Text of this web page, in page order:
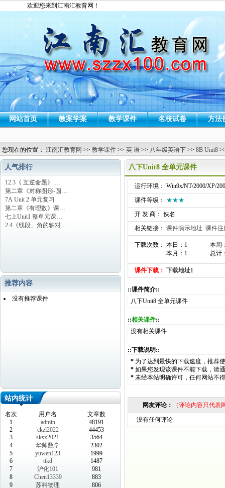
欢迎您来到江南汇教育网！
网站首页 教案学案 教学课件 名校试卷 方法
您现在的位置： 江南汇教育网 >> 教学课件 >> 英 语 >> 八年级英语下 >> 8B Unit8
人气排行
12.3《 互逆命题》 …
第二章《对称图形-圆…
7A Unit 2 单元复习
第二章《有理数》课…
七上Unit1 整单元课…
2.4《线段、角的轴对…
推荐内容
没有推荐课件
站内统计
名次 用户名
文章数
1
admin
48191
2
ckzl2022
44453
3
sksx2021
3564
4
华师数学
2302
5
yuwen123
1999
6
ttkd
1487
7
沪化101
981
8
Chen13339
883
9
苏科物理
806
八下Unit8 全单元课件
运行环境： Win9x/NT/2000/XP/
课件等级： ★★★
开 发 商： 佚名
相关链接： 课件演示地址 课件注
下载次数： 本日：1
本月：1
本周
总计
课件下载： 下载地址1
::课件简介::
八下Unit8 全单元课件
::相关课件::
没有相关课件
::下载说明::
* 为了达到最快的下载速度，推荐
* 如果您发现该课件不能下载，请
* 未经本站明确许可，任何网站不
网友评论： （评论内容只代
没有任何评论